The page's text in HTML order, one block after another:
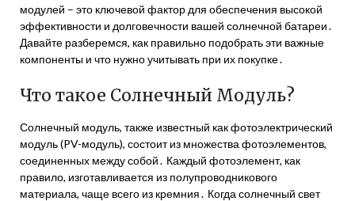
модулей – это ключевой фактор для обеспечения высокой
эффективности и долговечности вашей солнечной батареи․
Давайте разберемся, как правильно подобрать эти важные
компоненты и что нужно учитывать при их покупке․
Что такое Солнечный Модуль?
Солнечный модуль, также известный как фотоэлектрический
модуль (PV-модуль), состоит из множества фотоэлементов,
соединенных между собой․ Каждый фотоэлемент, как
правило, изготавливается из полупроводникового
материала, чаще всего из кремния․ Когда солнечный свет